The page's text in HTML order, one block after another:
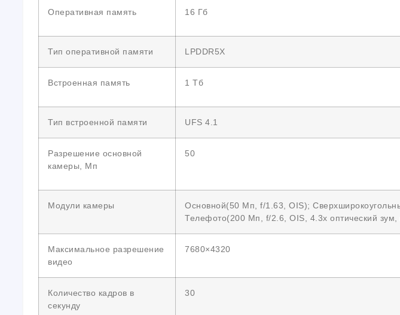
Оперативная память 16 Гб
Тип оперативной памяти LPDDR5X
Встроенная память 1 Тб
Тип встроенной памяти UFS 4.1
Разрешение основной
камеры, Мп
50
Модули камеры
Основной(50 Мп, f/1.63, OIS);
Телефото(200 Мп, f/2.6, OIS, 4.3x оптический
Максимальное разрешение
видео
7680×4320
Количество кадров в
секунду
30